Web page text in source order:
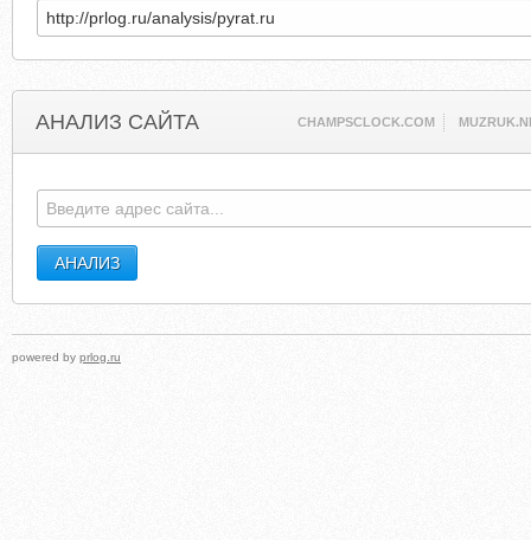
АНАЛИЗ САЙТА CHAMPSCLOCK.COM
powered by prlog.ru